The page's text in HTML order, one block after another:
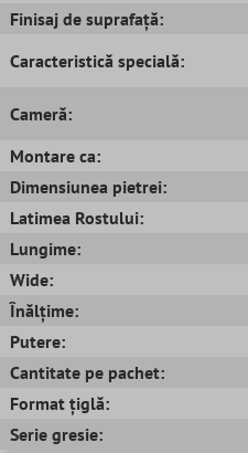
Finisaj de suprafață:
Caracteristică specială:
Cameră:
Montare ca:
Dimensiunea pietrei:
Latimea Rostului:
Lungime:
Wide:
Înălțime:
Putere:
Cantitate pe pachet:
Format țiglă:
Serie gresie: